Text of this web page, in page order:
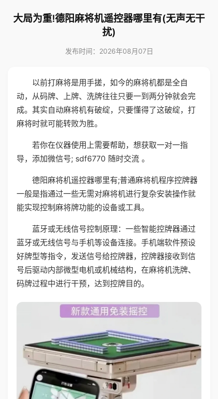
大局为重!德阳麻将机遥控器哪里有(无声无干
扰)
发布时间：2026年08月07日
以前打麻将是用手搓，如今的麻将机都是全自
动，从码牌、上牌、洗牌往往只要一到两分钟就会完
成。其实自动麻将机有破绽，只要懂得了这破绽，打
麻将时就可能转败为胜。
若你在仪器使用上需要帮助，想获取一对一指
导，添加微信号; sdf6770 随时交流 。
德阳麻将机遥控器哪里有;普通麻将机程序控牌器
一般是指通过一些无需对麻将机进行复杂安装操作就
能实现控制麻将牌功能的设备或工具。
蓝牙或无线信号控制原理：一些智能控牌器通过
蓝牙或无线信号与手机等设备连接。手机端软件预设
好牌型等指令，发送信号给控牌器，控牌器接收到信
号后驱动内部微型电机或机械结构，在麻将机洗牌、
码牌过程中进行干预，达到控牌目的。